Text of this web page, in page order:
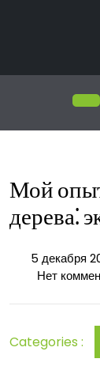
Мой
дерева⁚
5 декабря
Нет
Categories :